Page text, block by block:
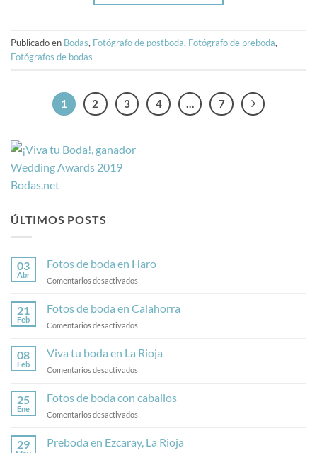
Publicado en Bodas, Fotógrafo de postboda, Fotógrafo de preboda,
Fotógrafos de bodas
1 2 3 4 7
ÚLTIMOS POSTS
03
Abr
Fotos de boda en Haro
Comentarios desactivados
de
boda
en
21
Feb
Fotos de boda en Calahorra
Comentarios desactivados
de
boda
en
08
Feb
Viva tu boda en La Rioja
Comentarios desactivados
boda
en
Rioja
25
Ene
Fotos de boda con caballos
Comentarios desactivados
boda
29 Preboda en Ezcaray, La Rioja